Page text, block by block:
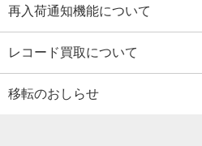
再入荷通知機能について
レコード買取について
移転のおしらせ